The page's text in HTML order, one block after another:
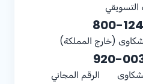
التسويقي
800-
(خارج المملكة)
920-
الرقم المجاني